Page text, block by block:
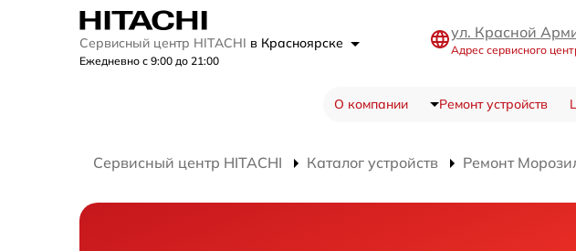
Сервисный центр HITACHI в Красноярске
Ежедневно с 9:00 до 21:00
ул. Красной
Адрес сервисного
О компании Ремонт устройств
Сервисный центр HITACHI Каталог устройств Ремонт